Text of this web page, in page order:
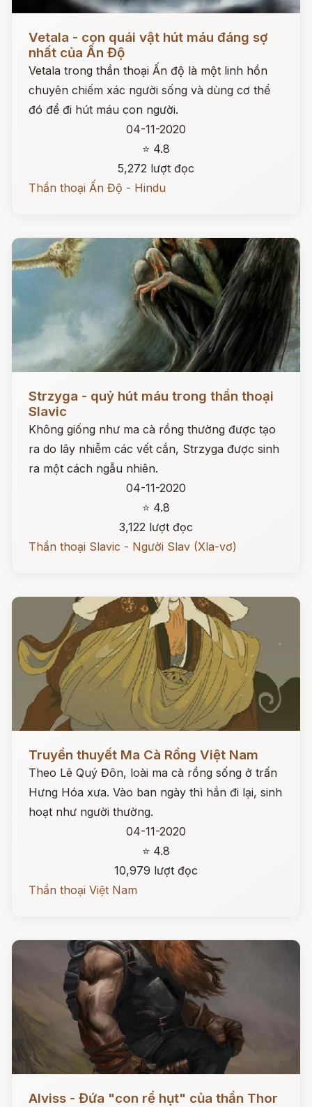
Vetala - con quái vật hút máu đáng sợ
nhất của Ấn Độ
Vetala trong thần thoại Ấn độ là một linh hồn
chuyên chiếm xác người sống và dùng cơ thể
đó để đi hút máu con người.
04-11-2020
⭐ 4.8
5,272 lượt đọc
Thần thoại Ấn Độ - Hindu
Strzyga - quỷ hút máu trong thần thoại
Slavic
Không giống như ma cà rồng thường được tạo
ra do lây nhiễm các vết cắn, Strzyga được sinh
ra một cách ngẫu nhiên.
04-11-2020
⭐ 4.8
3,122 lượt đọc
Thần thoại Slavic - Người Slav (Xla-vơ)
Đọc ngay
Truyền thuyết Ma Cà Rồng Việt Nam
Theo Lê Quý Đôn, loài ma cà rồng sống ở trấn
Hưng Hóa xưa. Vào ban ngày thì hắn đi lại, sinh
hoạt như người thường.
04-11-2020
⭐ 4.8
10,979 lượt đọc
Thần thoại Việt Nam
Alviss - Đứa "con rể hụt" của thần Thor